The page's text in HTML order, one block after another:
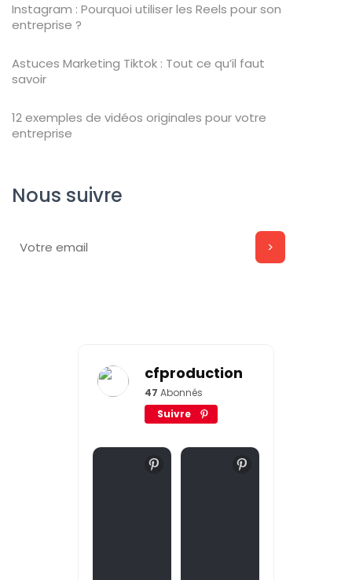
Instagram : Pourquoi utiliser les Reels pour son
entreprise ?
Astuces Marketing Tiktok : Tout ce qu’il faut
savoir
12 exemples de vidéos originales pour votre
entreprise
Nous suivre
cfproduction
47 Abonnés
Suivre